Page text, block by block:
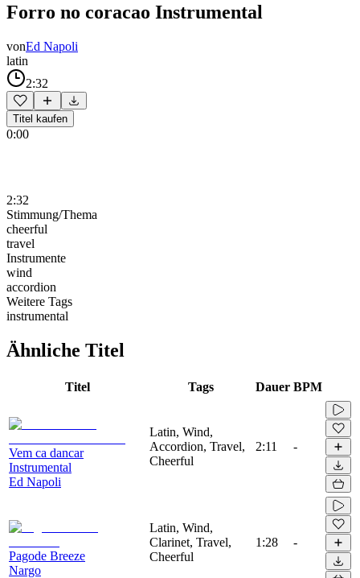
Forro no coracao Instrumental
vonEd Napoli
latin
2:32
Titel kaufen
0:00
2:32
Stimmung/Thema
cheerful
travel
Instrumente
wind
accordion
Weitere Tags
instrumental
Ähnliche Titel
Titel Tags Dauer BPM
Vem ca dancar
Instrumental
Ed Napoli
Latin, Wind,
Accordion, Travel,
Cheerful
2:11 -
Pagode Breeze
Nargo
Latin, Wind,
Clarinet, Travel,
Cheerful
1:28 -